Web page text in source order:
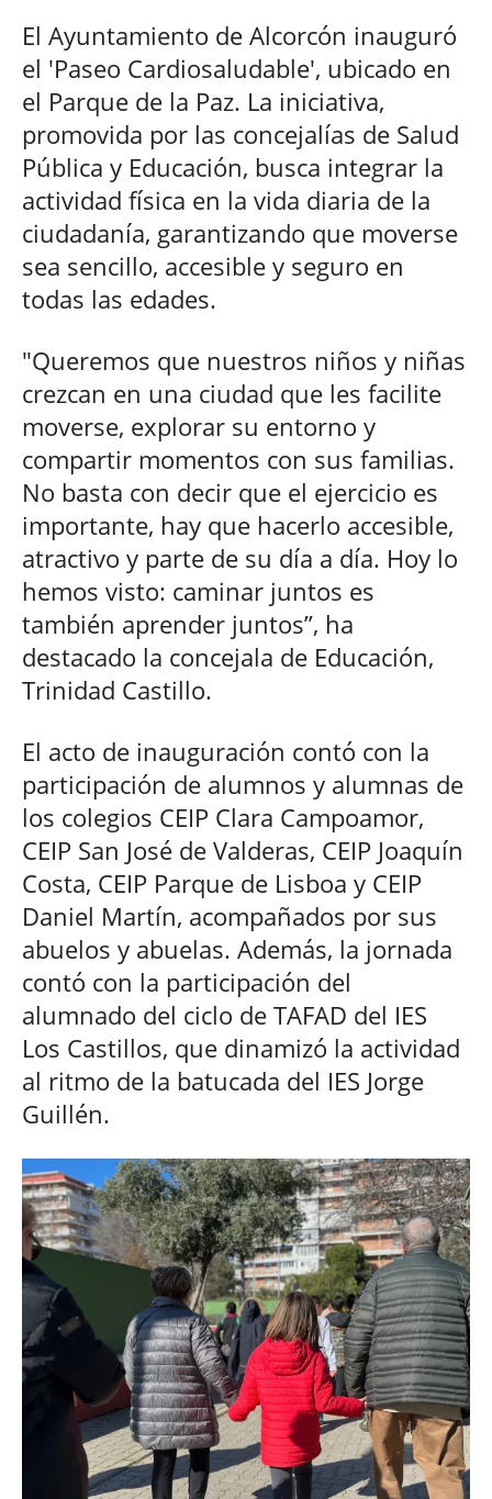
El Ayuntamiento de Alcorcón inauguró
el 'Paseo Cardiosaludable', ubicado en
el Parque de la Paz. La iniciativa,
promovida por las concejalías de Salud
Pública y Educación, busca integrar la
actividad física en la vida diaria de la
ciudadanía, garantizando que moverse
sea sencillo, accesible y seguro en
todas las edades.
"Queremos que nuestros niños y niñas
crezcan en una ciudad que les facilite
moverse, explorar su entorno y
compartir momentos con sus familias.
No basta con decir que el ejercicio es
importante, hay que hacerlo accesible,
atractivo y parte de su día a día. Hoy lo
hemos visto: caminar juntos es
también aprender juntos”, ha
destacado la concejala de Educación,
Trinidad Castillo.
El acto de inauguración contó con la
participación de alumnos y alumnas de
los colegios CEIP Clara Campoamor,
CEIP San José de Valderas, CEIP Joaquín
Costa, CEIP Parque de Lisboa y CEIP
Daniel Martín, acompañados por sus
abuelos y abuelas. Además, la jornada
contó con la participación del
alumnado del ciclo de TAFAD del IES
Los Castillos, que dinamizó la actividad
al ritmo de la batucada del IES Jorge
Guillén.